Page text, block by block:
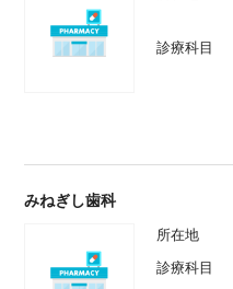
診療科目
みねぎし歯科
所在地
診療科目